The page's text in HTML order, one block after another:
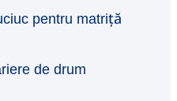
pentru matriță
de drum